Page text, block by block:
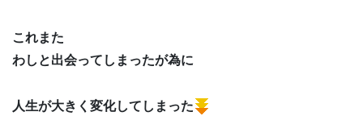
これまた
わしと出会ってしまったが為に
人生が大きく変化してしまった